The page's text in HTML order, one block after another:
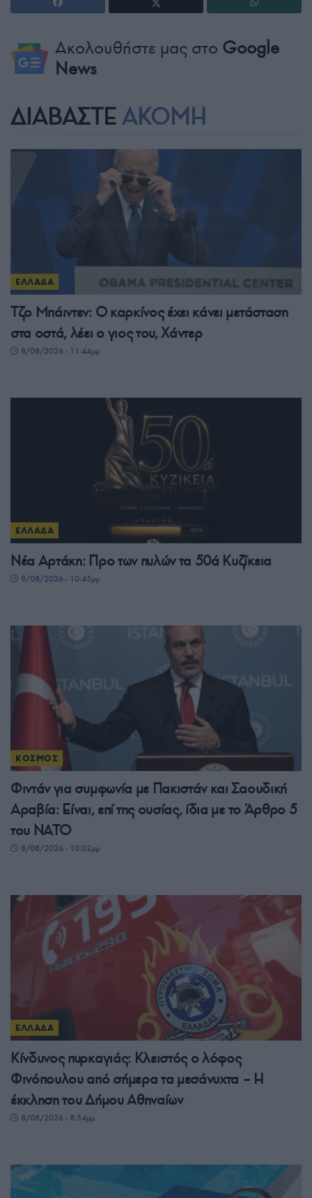
Ακολουθήστε μας στο Google
News
ΔΙΑΒΑΣΤΕ ΑΚΟΜΗ
ΕΛΛΑΔΑ
Τζο Μπάιντεν: Ο καρκίνος έχει κάνει μετάσταση
στα οστά, λέει ο γιος του, Χάντερ
8/08/2026 - 11:44μμ
ΕΛΛΑΔΑ
Νέα Αρτάκη: Προ των πυλών τα 50ά Κυζίκεια
8/08/2026 - 10:45μμ
ΚΟΣΜΟΣ
Φιντάν για συμφωνία με Πακιστάν και Σαουδική
Αραβία: Είναι, επί της ουσίας, ίδια με το Άρθρο 5
του ΝΑΤΟ
8/08/2026 - 10:02μμ
ΕΛΛΑΔΑ
Κίνδυνος πυρκαγιάς: Κλειστός ο λόφος
Φινόπουλου από σήμερα τα μεσάνυχτα – Η
έκκληση του Δήμου Αθηναίων
8/08/2026 - 8:54μμ